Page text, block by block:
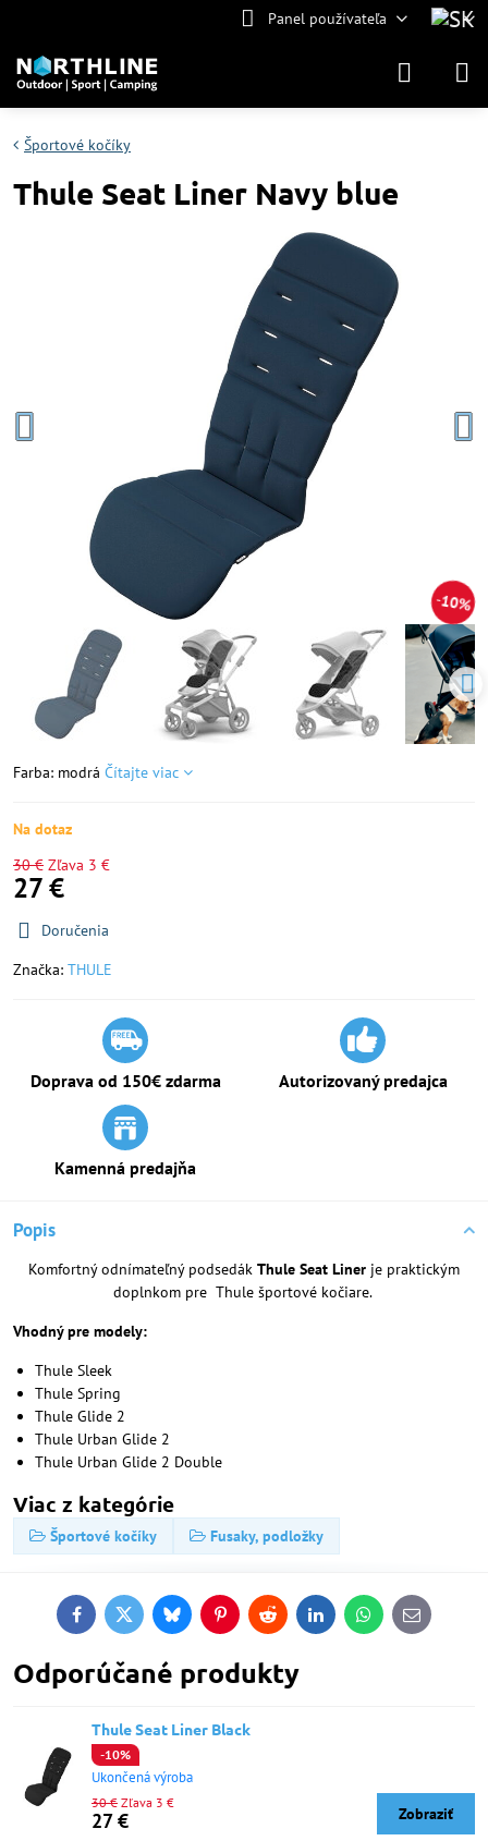
Panel používateľa
10%
Športové kočíky
Thule Seat Liner Navy blue
Farba: modrá Čítajte viac
Na dotaz
30 € Zľava 3 €
27 €
Doručenia
Značka: THULE
Doprava od 150€ zdarma Autorizovaný predajca
Kamenná predajňa
Popis
Komfortný odnímateľný podsedák Thule Seat Liner je praktickým
doplnkom pre Thule športové kočiare.
Vhodný pre modely:
Thule Sleek
Thule Spring
Thule Glide 2
Thule Urban Glide 2
Thule Urban Glide 2 Double
Viac z kategórie
Športové kočíky Fusaky, podložky
FacebookTwitterBlueskyPinterestReddit LinkedInWhatsApp
E-
mail
Odporúčané produkty
Thule Seat Liner Black
-10%
Ukončená výroba
27 €
30 € Zľava 3 €
Zobraziť